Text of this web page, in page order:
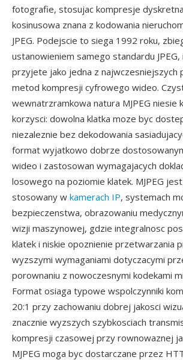
fotografie, stosujac kompresje
kosinusowa znana z kodowania
JPEG. Podejscie to siega 1992 roku,
ustanowieniem samego standardu
przyjete jako jedna z najwczesniejszych
metod kompresji cyfrowego wideo.
wewnatrzramkowa natura MJPEG niesie
korzysci: dowolna klatka moze byc
niezaleznie bez dekodowania
format wyjatkowo dobrze
wideo i zastosowan wymagajacych
losowego na poziomie klatek. MJPEG
stosowany w kamerach IP, systemach
bezpieczenstwa, obrazowaniu
wizji maszynowej, gdzie integralnosc
klatek i niskie opoznienie przetwarzania
wyzszymi wymaganiami dotyczacymi
porownaniu z nowoczesnymi kodekami
Format osiaga typowe wspolczynniki
20:1 przy zachowaniu dobrej jakosci
znacznie wyzszych szybkosciach
kompresji czasowej przy rownowaznej
MJPEG moga byc dostarczane przez